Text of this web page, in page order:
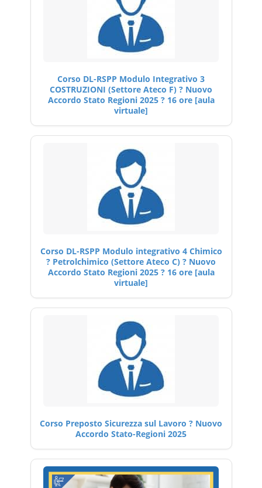
Corso DL-RSPP Modulo Integrativo 3
COSTRUZIONI (Settore Ateco F) ? Nuovo
Accordo Stato Regioni 2025 ? 16 ore [aula
virtuale]
Corso DL-RSPP Modulo integrativo 4 Chimico
? Petrolchimico (Settore Ateco C) ? Nuovo
Accordo Stato Regioni 2025 ? 16 ore [aula
virtuale]
Corso Preposto Sicurezza sul Lavoro ? Nuovo
Accordo Stato-Regioni 2025